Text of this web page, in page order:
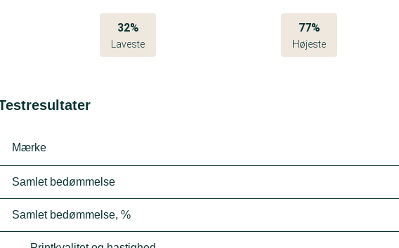
32%
Laveste
77%
Højeste
Mærke
Samlet bedømmelse
Samlet bedømmelse, %